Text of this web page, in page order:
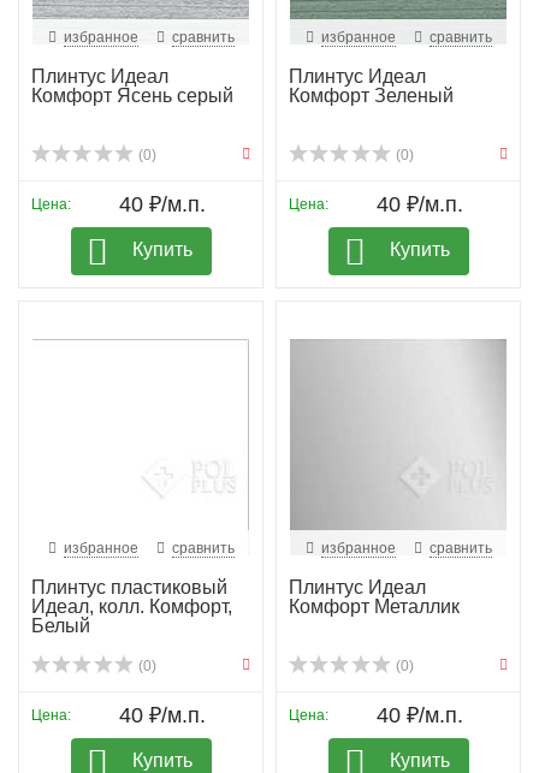
избранное сравнить
Плинтус Идеал
Комфорт Ясень серый
(0)
Цена: 40 ₽/м.п.
Купить
избранное сравнить
Плинтус Идеал
Комфорт Зеленый
(0)
Цена: 40 ₽/м.п.
Купить
избранное сравнить
Плинтус пластиковый
Идеал, колл. Комфорт,
Белый
(0)
Цена: 40 ₽/м.п.
Купить
избранное сравнить
Плинтус Идеал
Комфорт Металлик
(0)
Цена: 40 ₽/м.п.
Купить